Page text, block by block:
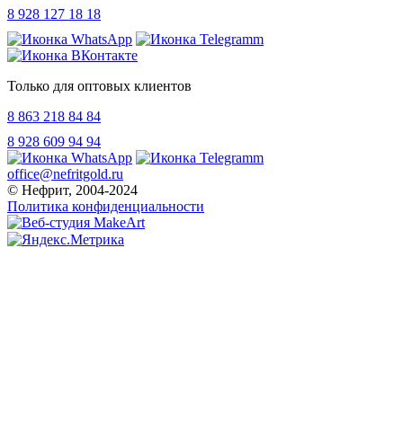
8 928 127 18 18
Только для оптовых клиентов
8 863 218 84 84
8 928 609 94 94
office@nefritgold.ru
© Нефрит, 2004-2024
Политика конфиденциальности